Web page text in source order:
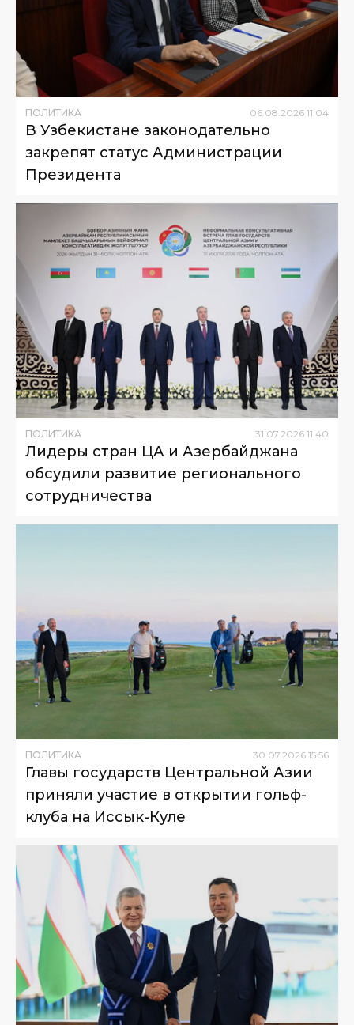
ПОЛИТИКА 06 08 2026 11:04
В Узбекистане законодательно
закрепят статус Администрации
Президента
ПОЛИТИКА 31.07.2026 11:40
Лидеры стран ЦА и Азербайджана
обсудили развитие регионального
сотрудничества
ПОЛИТИКА 30.07.2026 15:56
Главы государств Центральной Азии
приняли участие в открытии гольф-
клуба на Иссык-Куле